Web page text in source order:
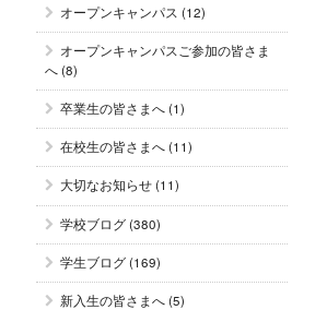
オープンキャンパス (12)
オープンキャンパスご参加の皆さま
へ(8)
卒業生の皆さまへ(1)
在校生の皆さまへ(11)
大切なお知らせ(11)
学校ブログ(380)
学生ブログ(169)
新入生の皆さまへ(5)